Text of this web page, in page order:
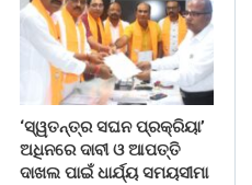
‘ସ୍ୱତନ୍ତ୍ର ସଘନ ପ୍ରକ୍ରିୟା’
ଅଧିନରେ ଦାବୀ ଓ ଆପତ୍ତି
ଦାଖଲ ପାଇଁ ଧାର୍ଯ୍ୟ ସମୟସୀମା